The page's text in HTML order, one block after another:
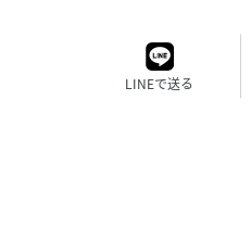
LINEで送る